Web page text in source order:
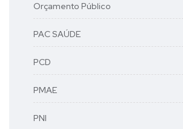
Orçamento Público
PAC SAÚDE
PCD
PMAE
PNI